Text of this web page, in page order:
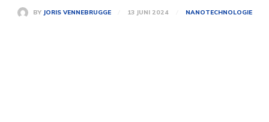
BY JORIS VENNEBRUGGE 13 JUNI 2024 NANOTECHNOLOGIE